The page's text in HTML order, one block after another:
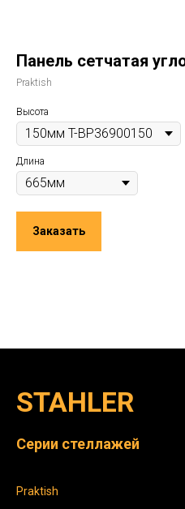
Панель сетчатая
Praktish
Высота
Длина
Заказать
Серии стеллажей
STAHLER
Praktish